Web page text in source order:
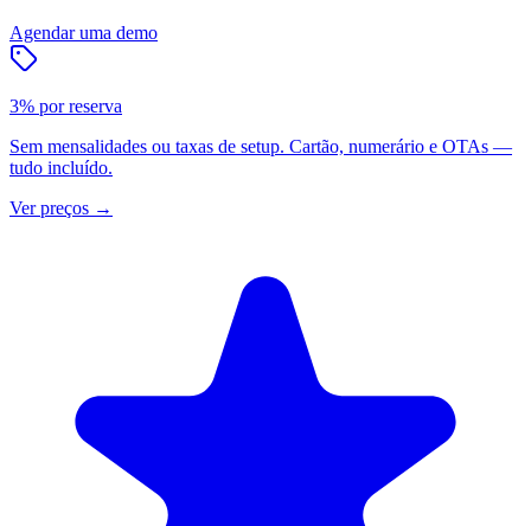
Agendar uma demo
3% por reserva
Sem mensalidades ou taxas de setup. Cartão, numerário e OTAs —
tudo incluído.
Ver preços →